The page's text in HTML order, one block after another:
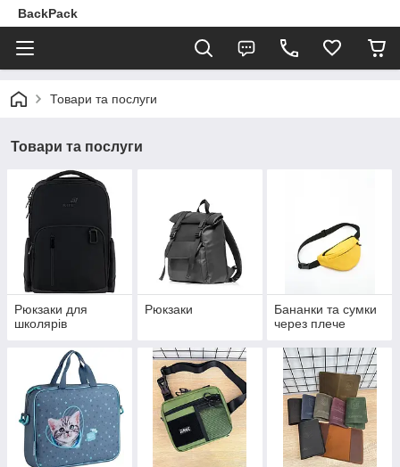
BackPack
Товари та послуги
Товари та послуги
Рюкзаки для
школярів
Рюкзаки
Бананки та сумки
через плече